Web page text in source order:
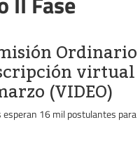
virtual
(VIDEO)
16 mil postulantes para